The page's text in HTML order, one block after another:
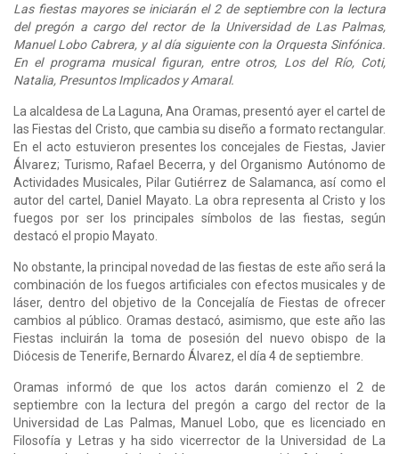
Las fiestas mayores se iniciarán el 2 de septiembre con la lectura
del pregón a cargo del rector de la Universidad de Las Palmas,
Manuel Lobo Cabrera, y al día siguiente con la Orquesta Sinfónica.
En el programa musical figuran, entre otros, Los del Río, Coti,
Natalia, Presuntos Implicados y Amaral.​
La alcaldesa de La Laguna, Ana Oramas, presentó ayer el cartel de
las Fiestas del Cristo, que cambia su diseño a formato rectangular.
En el acto estuvieron presentes los concejales de Fiestas, Javier
Álvarez; Turismo, Rafael Becerra, y del Organismo Autónomo de
Actividades Musicales, Pilar Gutiérrez de Salamanca, así como el
autor del cartel, Daniel Mayato. La obra representa al Cristo y los
fuegos por ser los principales símbolos de las fiestas, según
destacó el propio Mayato.
No obstante, la principal novedad de las fiestas de este año será la
combinación de los fuegos artificiales con efectos musicales y de
láser, dentro del objetivo de la Concejalía de Fiestas de ofrecer
cambios al público. Oramas destacó, asimismo, que este año las
Fiestas incluirán la toma de posesión del nuevo obispo de la
Diócesis de Tenerife, Bernardo Álvarez, el día 4 de septiembre.
Oramas informó de que los actos darán comienzo el 2 de
septiembre con la lectura del pregón a cargo del rector de la
Universidad de Las Palmas, Manuel Lobo, que es licenciado en
Filosofía y Letras y ha sido vicerrector de la Universidad de La